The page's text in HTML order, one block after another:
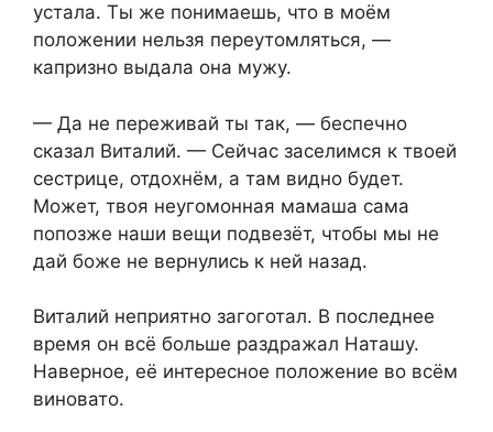
устала. Ты же понимаешь, что в моём
положении нельзя переутомляться, —
капризно выдала она мужу.
— Да не переживай ты так, — беспечно
сказал Виталий. — Сейчас заселимся к твоей
сестрице, отдохнём, а там видно будет.
Может, твоя неугомонная мамаша сама
попозже наши вещи подвезёт, чтобы мы не
дай боже не вернулись к ней назад.
Виталий неприятно загоготал. В последнее
время он всё больше раздражал Наташу.
Наверное, её интересное положение во всём
виновато.